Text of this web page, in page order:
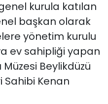
kurula katılan
başkan olarak
yönetim kurulu
ev sahipliği yapan
Müzesi Beylikdüzü
Sahibi Kenan